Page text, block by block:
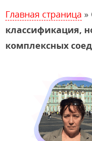
Главная страница »
классификация,
комплексных